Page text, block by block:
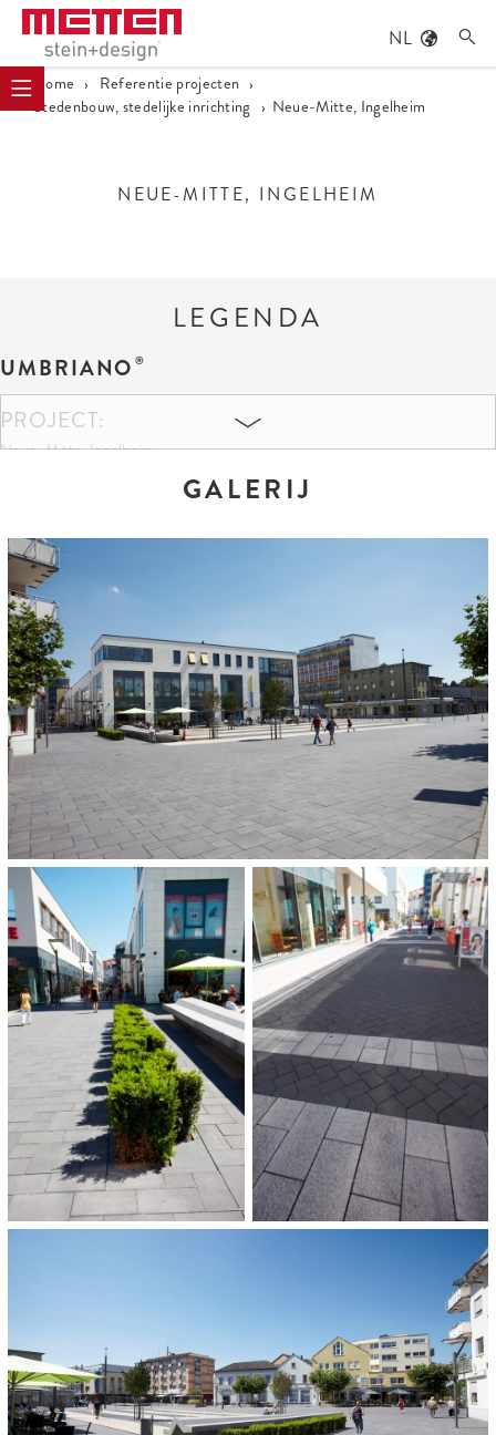
NL 
Home › Referentie projecten ›
Stedenbouw, stedelijke inrichting › Neue-Mitte, Ingelheim
NEUE-MITTE, INGELHEIM
LEGENDA
UMBRIANO
PROJECT:
Neue-Mitte, Ingelheim
KLEUREN EN FORMATEN:
Grau-anthrazit, gemasert
25 x 25 x 12 cm
50 x 25 x 12 cm
50 x 50 x 12 cm
Granitgrau-weiß, gemasert
25 x 25 x 8 cm
50 x 25 x 8 cm
25 x 25 x 12 cm
50 x 25 x 12 cm
ARCHITECT:
Adler & Oelsch, Mainz
OPDRACHTGEVER:
Stadt Ingelheim
HOEVEELHEID:
4.920 m²
OPLEVERING:
2011
GALERIJ